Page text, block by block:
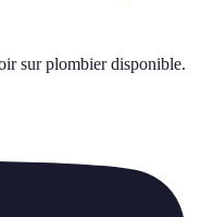
sur plombier disponible.